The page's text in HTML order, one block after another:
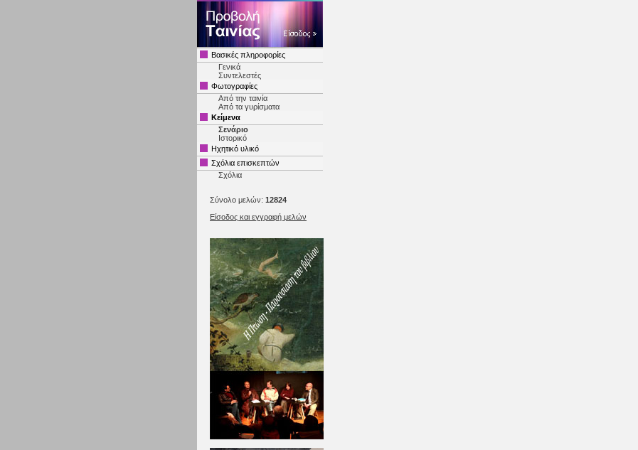
Βασικές πληροφορίες
Γενικά
Συντελεστές
Φωτογραφίες
Από την ταινία
Από τα γυρίσματα
Κείμενα
Σενάριο
Ιστορικό
Ηχητικό υλικό
Σχόλια επισκεπτών
Σχόλια
Σύνολο μελών: 12824
Είσοδος και εγγραφή μελών